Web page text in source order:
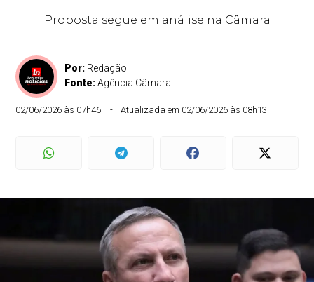
Proposta segue em análise na Câmara
Por: Redação
Fonte:Agência Câmara
02/06/2026 às 07h46 Atualizada em 02/06/2026 às 08h13